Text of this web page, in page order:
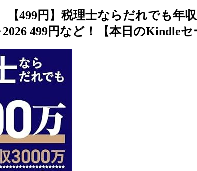
【499円】税理士ならだれでも年
499円など！【本日のKindleセ